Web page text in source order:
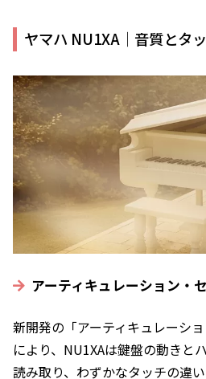
ヤマハ NU1XA｜音質とタ
アーティキュレーション・
新開発の「アーティキュレーシ
により、NU1XAは鍵盤の動きと
読み取り、わずかなタッチの違